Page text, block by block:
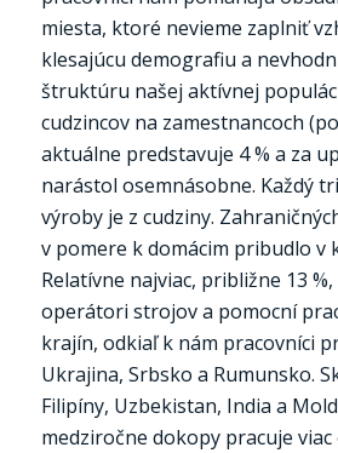
miesta, ktoré nevieme zaplniť
klesajúcu demografiu a
štruktúru našej aktívnej
cudzincov na zamestnancoch
aktuálne predstavuje 4 % a za
narástol osemnásobne. Každý
výroby je z cudziny.
v pomere k domácim pribudlo v
Relatívne najviac, približne 13
operátori strojov a pomocní
krajín, odkiaľ k nám pracovníci
Ukrajina, Srbsko a Rumunsko.
Filipíny, Uzbekistan, India a
medziročne dokopy pracuje viac